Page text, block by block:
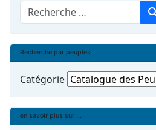
Rechercher
Recherche par peuples
Catégorie
en savoir plus sur ...